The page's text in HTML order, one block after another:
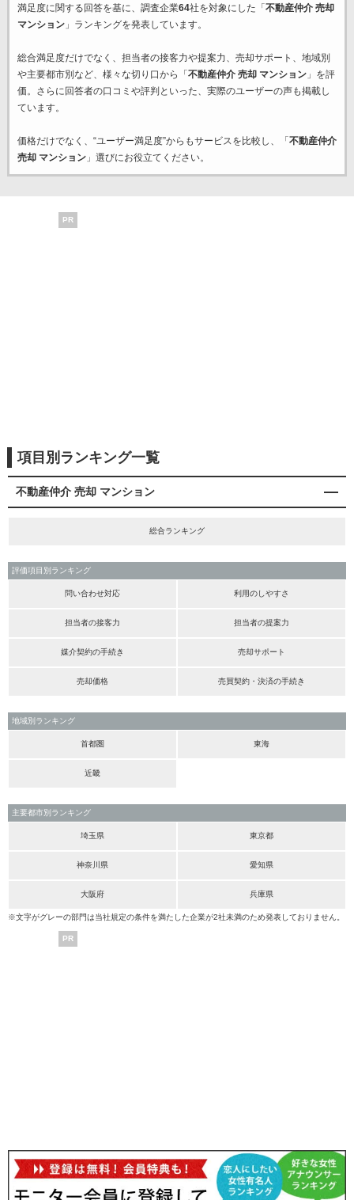
満足度に関する回答を基に、調査企業64社を対象にした「 不動産仲介 売却
マンション」ランキングを発表しています。
総合満足度だけでなく、担当者の接客力や提案力、売却サポート、地域別
や主要都市別など、様々な切り口から「 不動産仲介 売却 マンション」を評
価。さらに回答者の口コミや評判といった、実際のユーザーの声も掲載し
ています。
価格だけでなく、“ユーザー満足度”からもサービスを比較し、「 不動産仲介
売却 マンション」選びにお役立てください。
PR
項目別ランキング一覧
不動産仲介 売却 マンション
総合ランキング
評価項目別ランキング
問い合わせ対応 利用のしやすさ
担当者の接客力 担当者の提案力
媒介契約の手続き 売却サポート
売却価格 売買契約・決済の手続き
地域別ランキング
首都圏 東海
近畿
主要都市別ランキング
埼玉県 東京都
神奈川県 愛知県
大阪府 兵庫県
※文字がグレーの部門は当社規定の条件を満たした企業が2社未満のため発表しておりません。
PR